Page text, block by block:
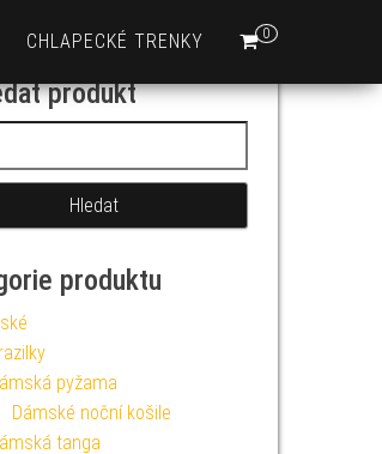
0
CHLAPECKÉ TRENKY
produkt
produktu
pyžama
Dámské noční košile
tanga